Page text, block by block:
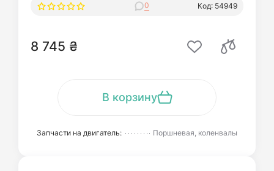
0 Код: 54949
8 745 ₴
В корзину
Запчасти на двигатель: Поршневая, коленвалы